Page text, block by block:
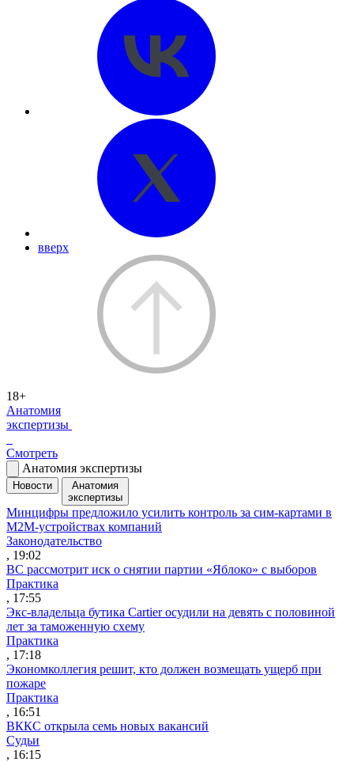
вверх
18+
Анатомия
экспертизы
Смотреть
Анатомия экспертизы
Новости
Анатомия
экспертизы
Минцифры предложило усилить контроль за сим-картами в
M2M-устройствах компаний
Законодательство
, 19:02
ВС рассмотрит иск о снятии партии «Яблоко» с выборов
Практика
, 17:55
Экс-владельца бутика Cartier осудили на девять с половиной
лет за таможенную схему
Практика
, 17:18
Экономколлегия решит, кто должен возмещать ущерб при
пожаре
Практика
, 16:51
ВККС открыла семь новых вакансий
Судьи
, 16:15